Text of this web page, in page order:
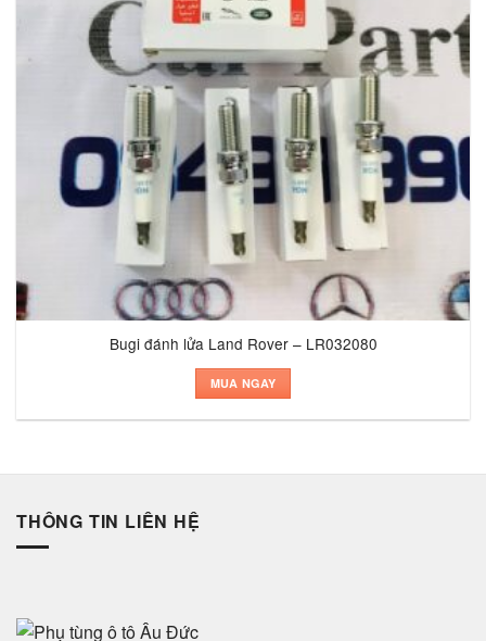
Bugi đánh lửa Land Rover – LR032080
MUA NGAY
THÔNG TIN LIÊN HỆ